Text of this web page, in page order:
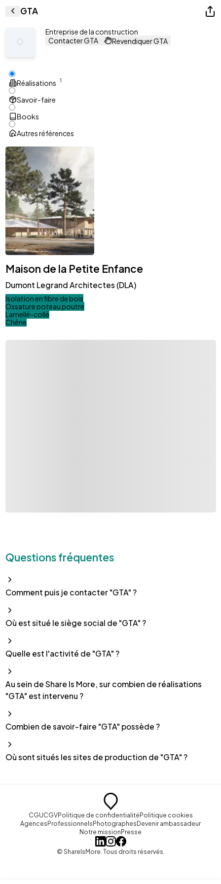
GTA
Entreprise de la construction
Contacter GTA
Revendiquer GTA
Réalisations 1
Savoir-faire
Books
Autres références
Maison de la Petite Enfance
Dumont Legrand Architectes (DLA)
Isolation en fibre de bois
Ossature poteau poutre
Lamellé-collé
Chêne
Questions fréquentes
Comment puis je contacter "GTA" ?
Où est situé le siège social de "GTA" ?
Quelle est l'activité de "GTA" ?
Au sein de Share Is More, sur combien de réalisations
"GTA" est intervenu ?
Combien de savoir-faire "GTA" possède ?
Où sont situés les sites de production de "GTA" ?
CGUCGVPolitique de confidentialitéPolitique cookies
AgencesProfessionnelsPhotographesDevenir ambassadeur
Notre missionPresse
© ShareIsMore. Tous droits réservés.